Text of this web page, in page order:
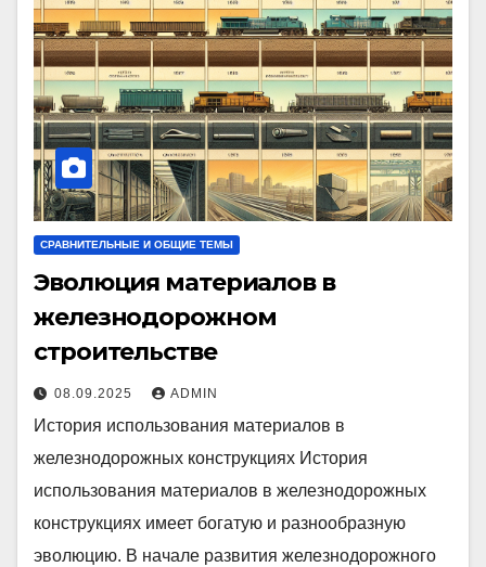
СРАВНИТЕЛЬНЫЕ И ОБЩИЕ ТЕМЫ
Эволюция материалов в
железнодорожном
строительстве
08.09.2025 ADMIN
История использования материалов в
железнодорожных конструкциях История
использования материалов в железнодорожных
конструкциях имеет богатую и разнообразную
эволюцию. В начале развития железнодорожного